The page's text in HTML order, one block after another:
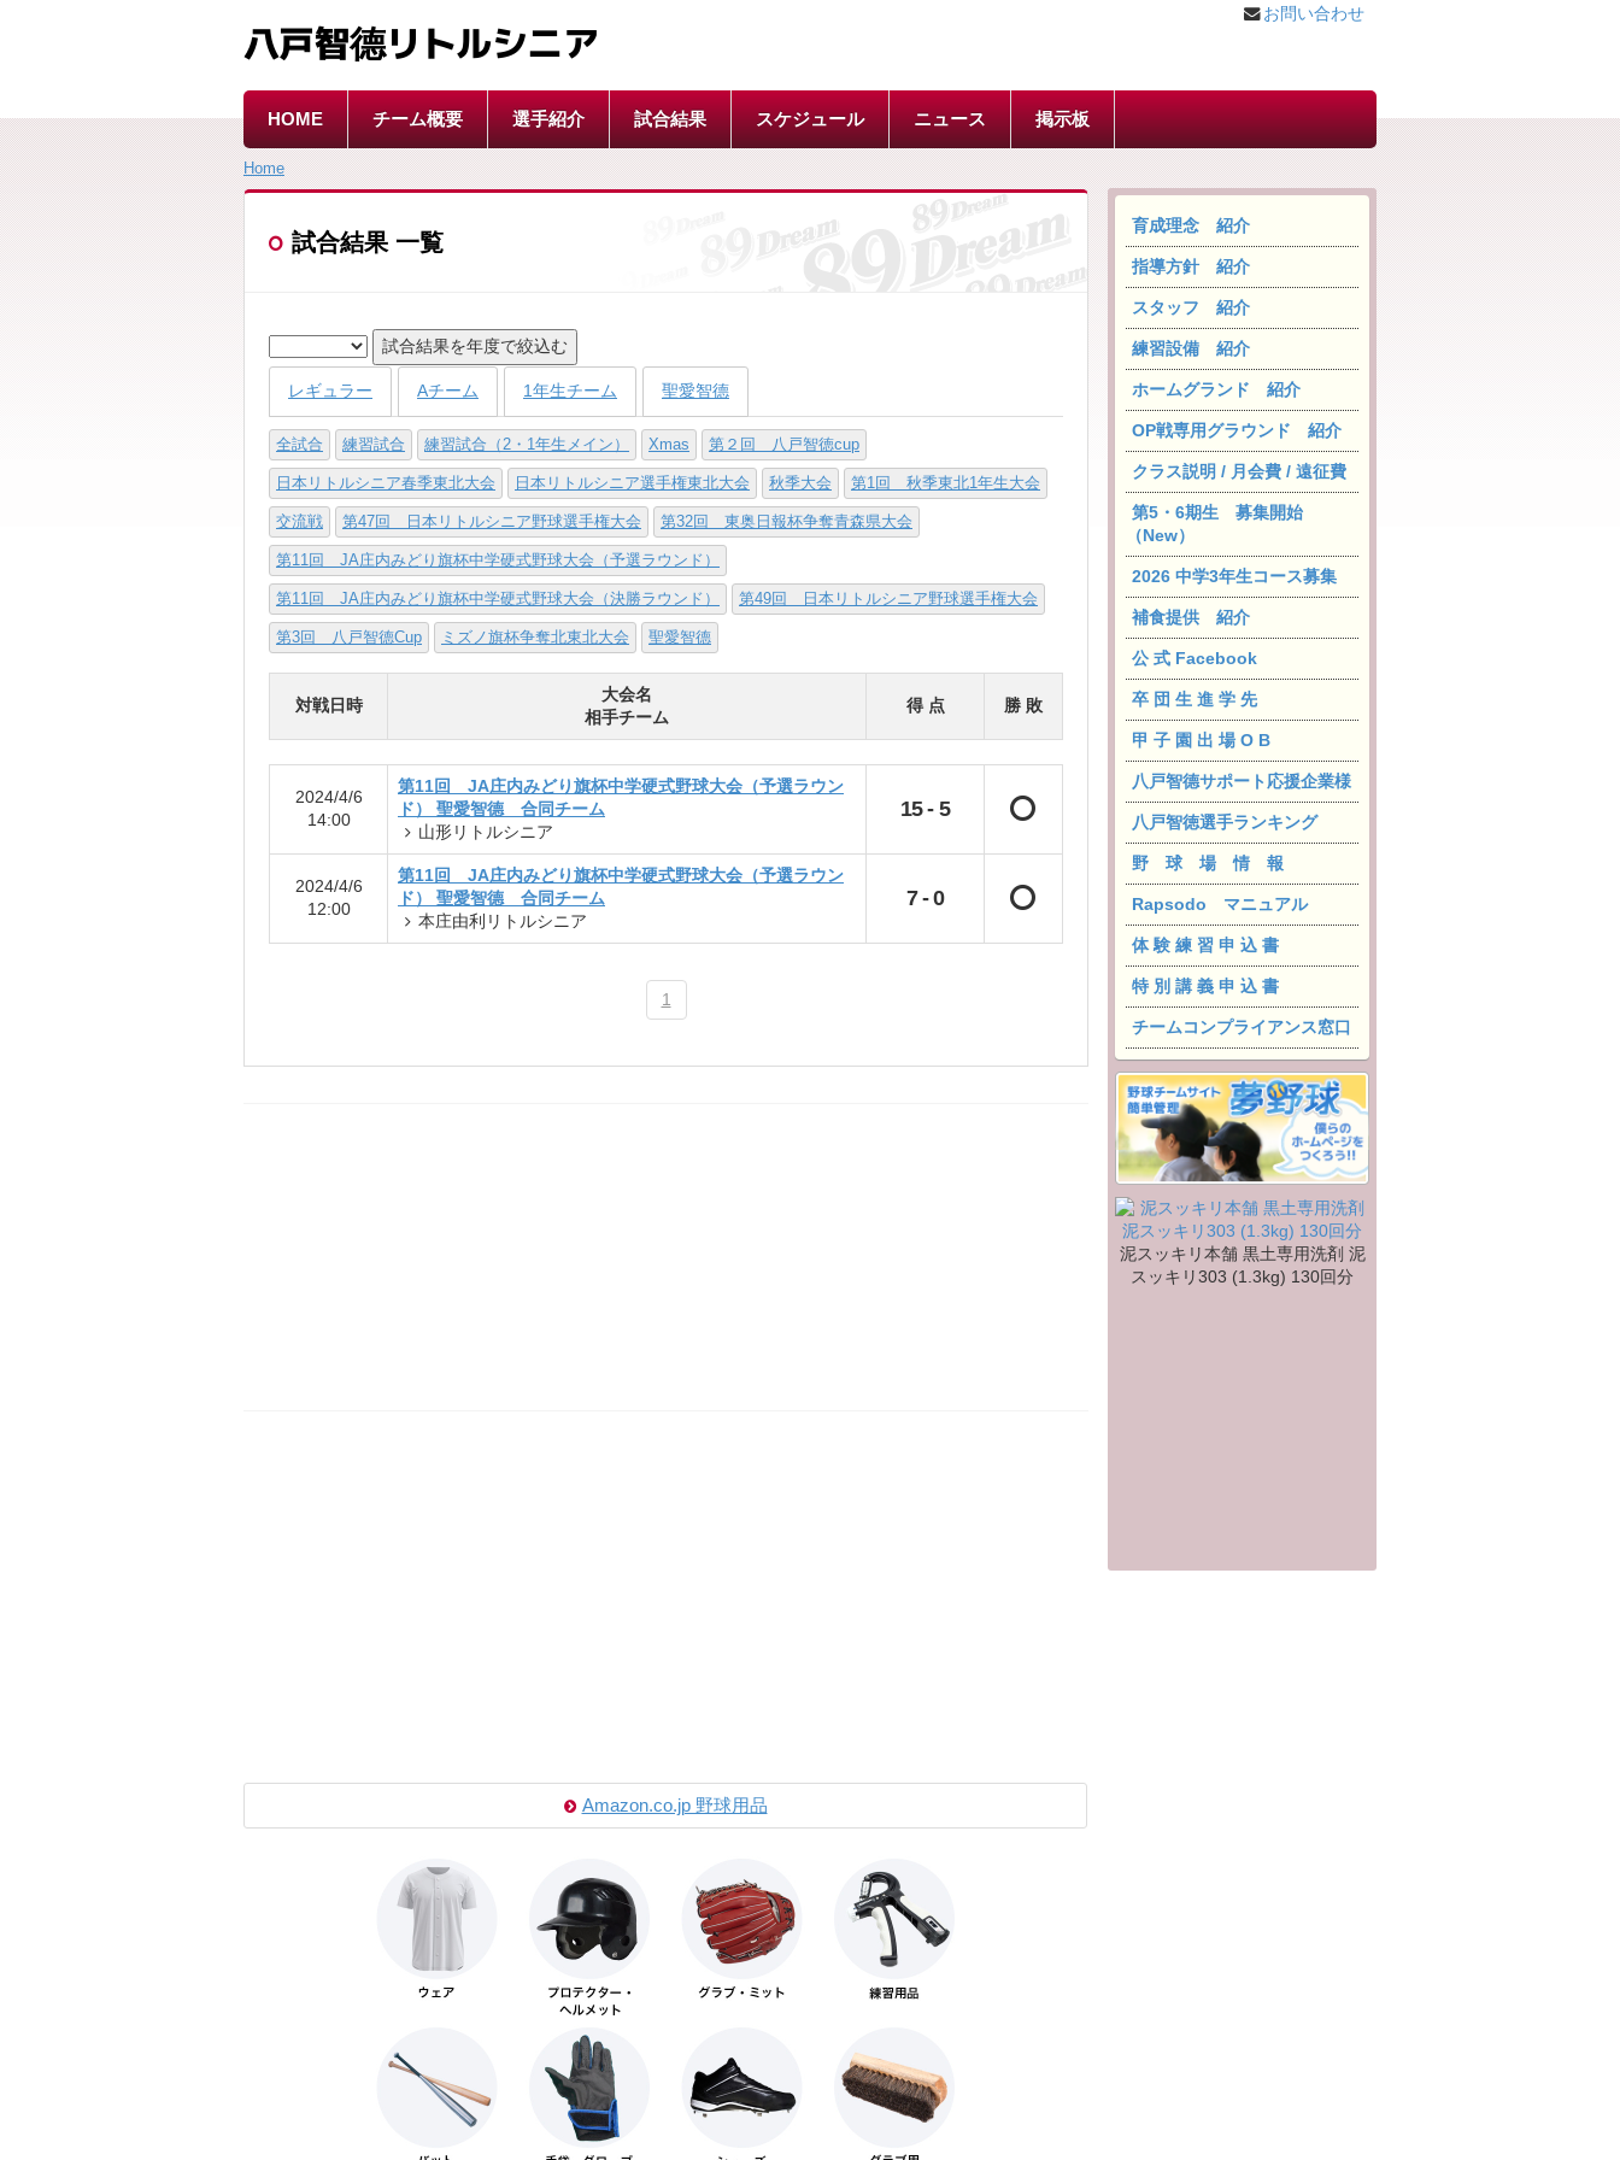
八戸智德リトルシニア
お問い合わせ
HOME チーム概要 選手紹介 試合結果 スケジュール ニュース 掲示板
育成理念 紹介
指導方針 紹介
スタッフ 紹介
練習設備 紹介
ホームグランド 紹介
OP戦専用グラウンド 紹介
クラス説明 / 月会費 / 遠征費
第5・6期生 募集開始
（New）
2026 中学3年生コース募集
補食提供 紹介
公 式 Facebook
卒 団 生 進 学 先
甲 子 園 出 場 O B
八戸智德サポート応援企業様
八戸智徳選手ランキング
野 球 場 情 報
Rapsodo マニュアル
体 験 練 習 申 込 書
特 別 講 義 申 込 書
チームコンプライアンス窓口
泥スッキリ本舗 黒土専用洗剤 泥
スッキリ303 (1.3kg) 130回分
Home
試合結果 一覧
試合結果を年度で絞込む
レギュラー Aチーム 1年生チーム 聖愛智德
全試合 練習試合 練習試合（2・1年生メイン） Xmas 第２回 八戸智徳cup
日本リトルシニア春季東北大会 日本リトルシニア選手権東北大会 秋季大会 第1回 秋季東北1年生大会
交流戦 第47回 日本リトルシニア野球選手権大会 第32回 東奥日報杯争奪青森県大会
第11回 JA庄内みどり旗杯中学硬式野球大会（予選ラウンド）
第11回 JA庄内みどり旗杯中学硬式野球大会（決勝ラウンド） 第49回 日本リトルシニア野球選手権大会
第3回 八戸智德Cup ミズノ旗杯争奪北東北大会 聖愛智德
対戦日時
大会名
相手チーム
得 点 勝 敗
2024/4/6
14:00
第11回 JA庄内みどり旗杯中学硬式野球大会（予選ラウン
ド） 聖愛智德 合同チーム
山形リトルシニア
15- 5
2024/4/6
12:00
第11回 JA庄内みどり旗杯中学硬式野球大会（予選ラウン
ド） 聖愛智德 合同チーム
本庄由利リトルシニア
7-0
1
Amazon.co.jp 野球用品